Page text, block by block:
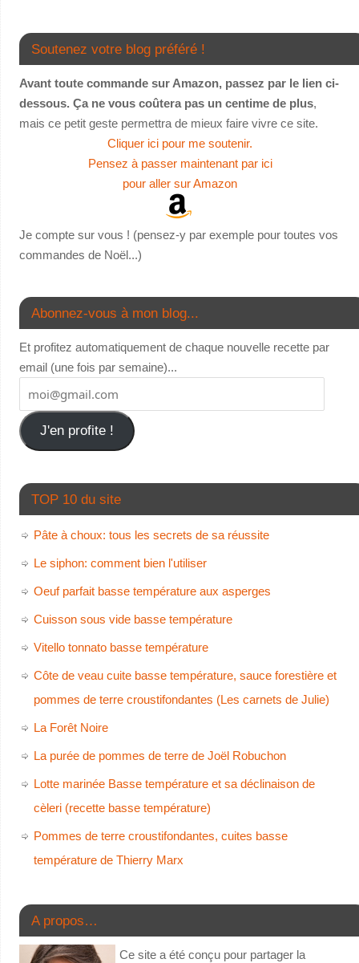
Soutenez votre blog préféré !
Avant toute commande sur Amazon, passez par le lien ci-
dessous. Ça ne vous coûtera pas un centime de plus,
mais ce petit geste permettra de mieux faire vivre ce site.
Cliquer ici pour me soutenir.
Pensez à passer maintenant par ici
pour aller sur Amazon
Je compte sur vous ! (pensez-y par exemple pour toutes vos
commandes de Noël...)
Abonnez-vous à mon blog...
Et profitez automatiquement de chaque nouvelle recette par
email (une fois par semaine)...
J'en profite !
TOP 10 du site
Pâte à choux: tous les secrets de sa réussite
Le siphon: comment bien l'utiliser
Oeuf parfait basse température aux asperges
Cuisson sous vide basse température
Vitello tonnato basse température
Côte de veau cuite basse température, sauce forestière et
pommes de terre croustifondantes (Les carnets de Julie)
La Forêt Noire
La purée de pommes de terre de Joël Robuchon
Lotte marinée Basse température et sa déclinaison de
cèleri (recette basse température)
Pommes de terre croustifondantes, cuites basse
température de Thierry Marx
A propos…
Ce site a été conçu pour partager la